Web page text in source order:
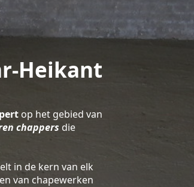
Heikant
op het gebied van
chappers die
in de kern van elk
van chapewerken